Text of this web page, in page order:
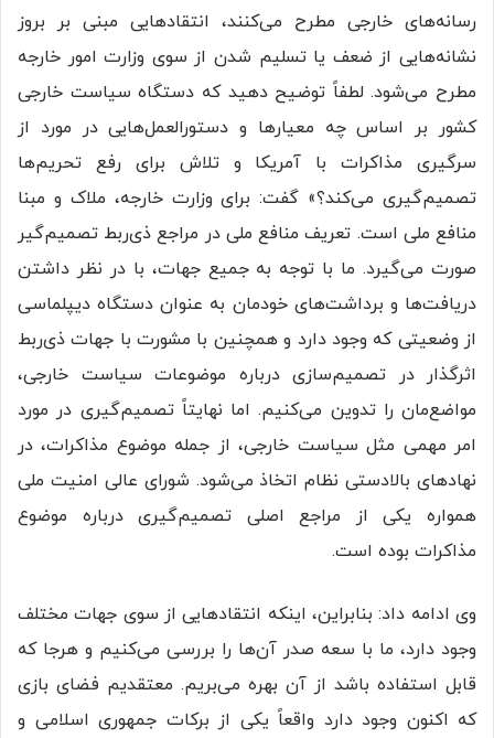
رسانه‌های خارجی مطرح می‌کنند، انتقادهایی مبنی بر بروز
نشانه‌هایی از ضعف یا تسلیم شدن از سوی وزارت امور خارجه
مطرح می‌شود. لطفاً توضیح دهید که دستگاه سیاست خارجی
کشور بر اساس چه معیارها و دستورالعمل‌هایی در مورد از
سرگیری مذاکرات با آمریکا و تلاش برای رفع تحریم‌ها
تصمیم‌گیری می‌کند؟» گفت: برای وزارت خارجه، ملاک و مبنا
منافع ملی است. تعریف منافع ملی در مراجع ذی‌ربط تصمیم‌گیر
صورت می‌گیرد. ما با توجه به جمیع جهات، با در نظر داشتن
دریافت‌ها و برداشت‌های خودمان به عنوان دستگاه دیپلماسی
از وضعیتی که وجود دارد و همچنین با مشورت با جهات ذی‌ربط
اثرگذار در تصمیم‌سازی درباره موضوعات سیاست خارجی،
مواضع‌مان را تدوین می‌کنیم. اما نهایتاً تصمیم‌گیری در مورد
امر مهمی مثل سیاست خارجی، از جمله موضوع مذاکرات، در
نهادهای بالادستی نظام اتخاذ می‌شود. شورای عالی امنیت ملی
همواره یکی از مراجع اصلی تصمیم‌گیری درباره موضوع
مذاکرات بوده است.
وی ادامه داد: بنابراین، اینکه انتقادهایی از سوی جهات مختلف
وجود دارد، ما با سعه صدر آن‌ها را بررسی می‌کنیم و هرجا که
قابل استفاده باشد از آن بهره می‌بریم. معتقدیم فضای بازی
که اکنون وجود دارد واقعاً یکی از برکات جمهوری اسلامی و